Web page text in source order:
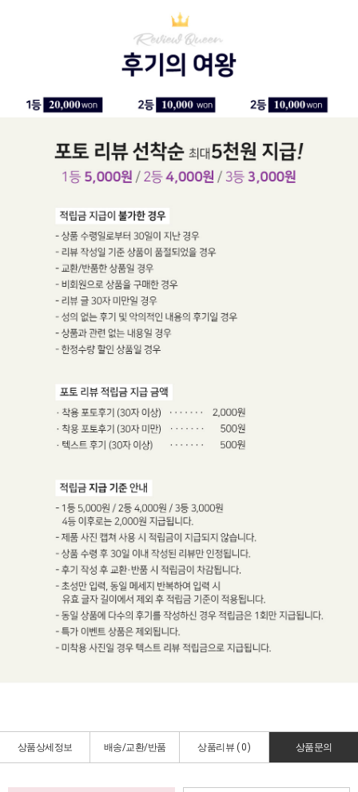
상품상세정보 배송/교환/반품 상품리뷰 ( 0) 상품문의